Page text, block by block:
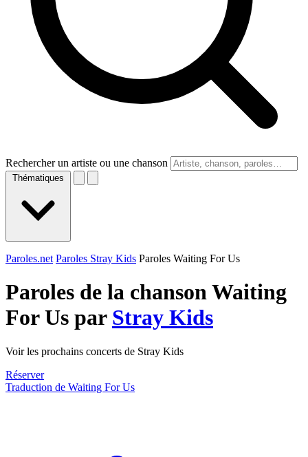
Rechercher un artiste ou une chanson
Thématiques
Paroles.net Paroles Stray Kids Paroles Waiting For Us
Paroles de la chanson Waiting
For Us par Stray Kids
Voir les prochains concerts de Stray Kids
Réserver
Traduction de Waiting For Us